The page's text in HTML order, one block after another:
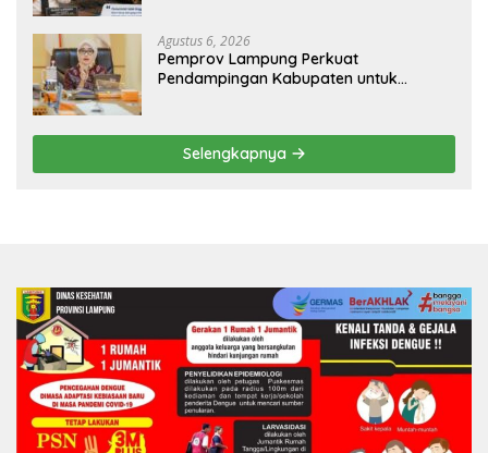
Agustus 6, 2026
Pemprov Lampung Perkuat
Pendampingan Kabupaten untuk
Selengkapnya